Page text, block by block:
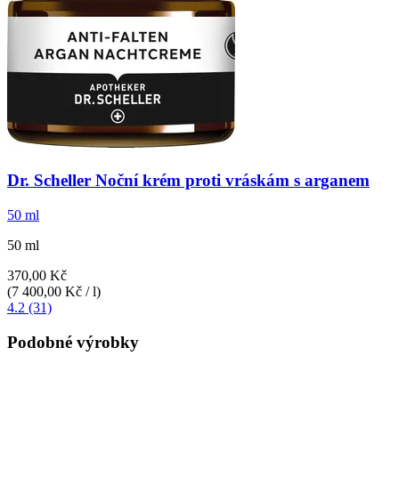
Dr. Scheller Noční krém proti vráskám s arganem
50 ml
50 ml
370,00 Kč
(7 400,00 Kč / l)
4.2 (31)
Podobné výrobky